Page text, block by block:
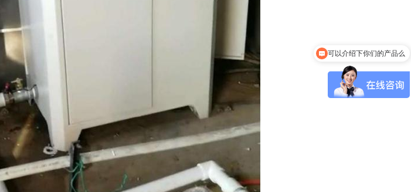
可以介绍下你们的产品么